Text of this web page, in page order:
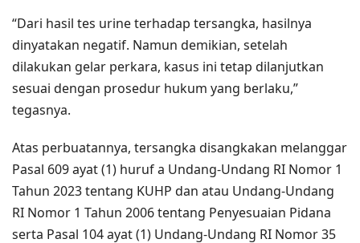
“Dari hasil tes urine terhadap tersangka, hasilnya
dinyatakan negatif. Namun demikian, setelah
dilakukan gelar perkara, kasus ini tetap dilanjutkan
sesuai dengan prosedur hukum yang berlaku,”
tegasnya.
Atas perbuatannya, tersangka disangkakan melanggar
Pasal 609 ayat (1) huruf a Undang-Undang RI Nomor 1
Tahun 2023 tentang KUHP dan atau Undang-Undang
RI Nomor 1 Tahun 2006 tentang Penyesuaian Pidana
serta Pasal 104 ayat (1) Undang-Undang RI Nomor 35